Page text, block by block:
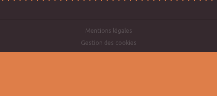
Mentions légales
Gestion des cookies